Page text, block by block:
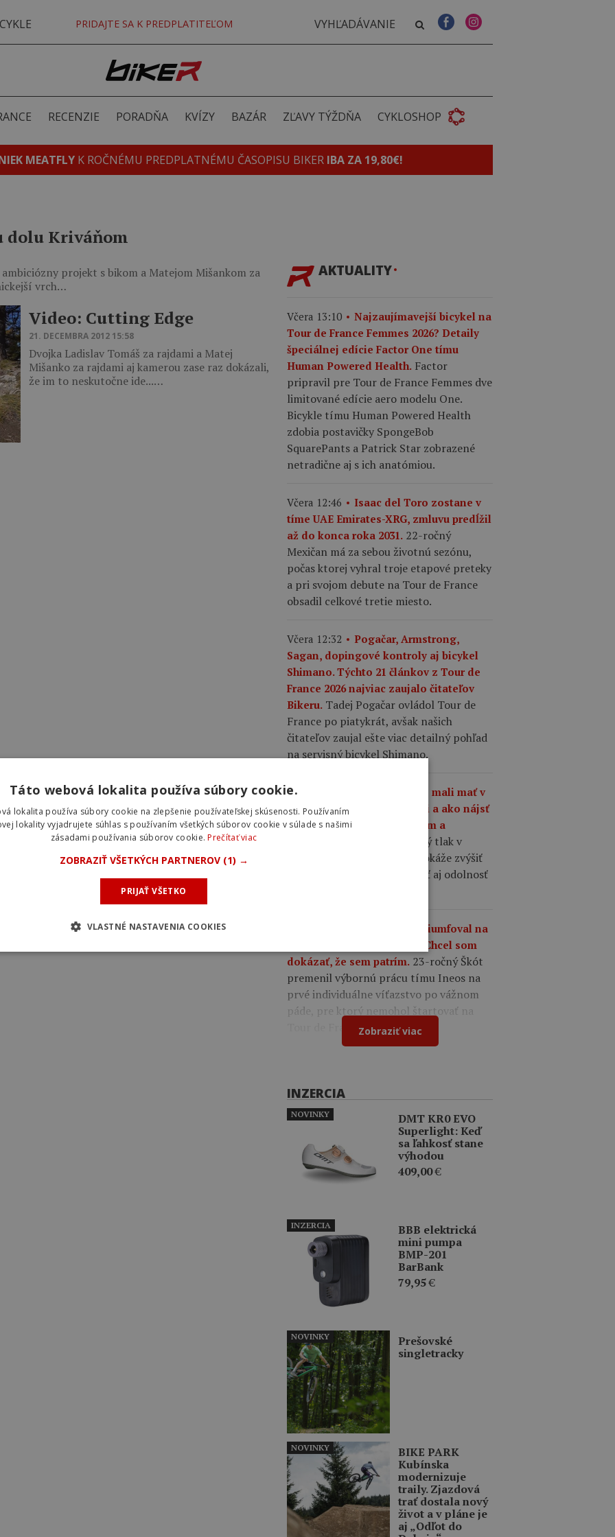
PRIDAJTE SA K PREDPLATITEĽOM
RECENZIE PORADŇA KVÍZY BAZÁR ZĽAVY TÝŽDŇA CYKLOSHOP
MEATFLY K ROČNÉMU PREDPLATNÉMU ČASOPISU BIKER IBA ZA 19,80€!
dolu Kriváňom
projekt s bikom a Matejom Mišankom za
vrch…
Video: Cutting Edge
21. DECEMBRA 2012 15:58
Dvojka Ladislav Tomáš za rajdami a Matej
Mišanko za rajdami aj kamerou zase raz dokázali,
že im to neskutočne ide...…
AKTUALITY
Včera 13:10
Najzaujímavejší bicykel na
Tour de France Femmes 2026? Detaily
špeciálnej edície Factor One tímu
Human Powered Health. Factor
pripravil pre Tour de France Femmes dve
limitované edície aero modelu One.
Bicykle tímu Human Powered Health
zdobia postavičky SpongeBob
SquarePants a Patrick Star zobrazené
netradične aj s ich anatómiou.
Včera 12:46
Isaac del Toro zostane v
tíme UAE Emirates-XRG, zmluvu predĺžil
až do konca roka 2031. 22-ročný
Mexičan má za sebou životnú sezónu,
počas ktorej vyhral troje etapové preteky
a pri svojom debute na Tour de France
obsadil celkové tretie miesto.
Včera 12:32
Pogačar, Armstrong,
Sagan, dopingové kontroly aj bicykel
Shimano. Týchto 21 článkov z Tour de
France 2026 najviac zaujalo čitateľov
Bikeru. Tadej Pogačar ovládol Tour de
France po piatykrát, avšak našich
čitateľov zaujal ešte viac detailný pohľad
na servisný bicykel Shimano.
Včera 10:01
Aký tlak by ste mali mať v
plášťoch na cestnom bicykli a ako nájsť
rovnováhu medzi komfortom a
Správne zvolený tlak v
plášťoch cestného bicykla dokáže zvýšiť
rýchlosť, komfort, priľnavosť aj odolnosť
Oscar Onley triumfoval na
pretekoch Okolo Burgosu: Chcel som
dokázať, že sem patrím. 23-ročný Škót
premenil výbornú prácu tímu Ineos na
prvé individuálne víťazstvo po vážnom
páde, pre ktorý nemohol štartovať na
Tour de France.Zobraziť viac
INZERCIA
DMT KR0 EVO
Superlight: Keď
sa ľahkosť stane
výhodou
409,00€
NOVINKY
BBB elektrická
mini pumpa
BMP-201
BarBank
79,95€
INZERCIA
Prešovské
singletracky
NOVINKY
BIKE PARK
Kubínska
modernizuje
traily. Zjazdová
trať dostala nový
život a v pláne je
aj „Odľot do
NOVINKY
Táto webová lokalita používa súbory cookie.
lokalita používa súbory cookie na zlepšenie používateľskej skúsenosti. Používaním
lokality vyjadrujete súhlas s používaním všetkých súborov cookie v súlade s našimi
zásadami používania súborov cookie.Prečítať viac
ZOBRAZIŤ VŠETKÝCH PARTNEROV (1) →
PRIJAŤ VŠETKO
VLASTNÉ NASTAVENIA COOKIES